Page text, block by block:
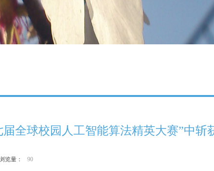
全球校园人工智能算法精英大赛”中斩
览量： 90